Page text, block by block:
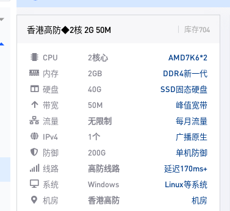
香港高防◆2核 2G 50M 库存704
CPU 2核心
AMD7K6*2
内存
2GB
DDR4新一代
硬盘
40G
SSD固态硬盘
带宽
50M
峰值宽带
流量
无限制
每月流量
IPv4
1个
广播原生
防御
200G
单机防御
线路
高防线路
延迟170ms+
系统
Windows
Linux等系统
机房
香港高防 机房